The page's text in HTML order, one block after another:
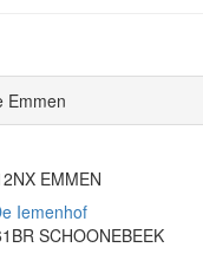
Emmen
EMMEN
Iemenhof
SCHOONEBEEK